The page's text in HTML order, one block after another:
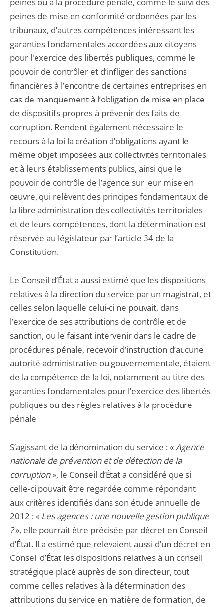
peines de mise en conformité ordonnées par les
tribunaux, d’autres compétences intéressant les
garanties fondamentales accordées aux citoyens
pour l'exercice des libertés publiques, comme le
pouvoir de contrôler et d’infliger des sanctions
financières à l’encontre de certaines entreprises en
cas de manquement à l’obligation de mise en place
de dispositifs propres à prévenir des faits de
corruption. Rendent également nécessaire le
recours à la loi la création d’obligations ayant le
même objet imposées aux collectivités territoriales
et à leurs établissements publics, ainsi que le
pouvoir de contrôle de l’agence sur leur mise en
œuvre, qui relèvent des principes fondamentaux de
la libre administration des collectivités territoriales
et de leurs compétences, dont la détermination est
réservée au législateur par l’article 34 de la
Constitution.
Le Conseil d’État a aussi estimé que les dispositions
relatives à la direction du service par un magistrat, et
celles selon laquelle celui-ci ne pouvait, dans
l’exercice de ses attributions de contrôle et de
sanction, ou le faisant intervenir dans le cadre de
procédures pénale, recevoir d’instruction d’aucune
autorité administrative ou gouvernementale, étaient
de la compétence de la loi, notamment au titre des
garanties fondamentales pour l’exercice des libertés
publiques ou des règles relatives à la procédure
pénale.
S’agissant de la dénomination du service : «Agence
nationale de prévention et de détection de la
corruption», le Conseil d’État a considéré que si
celle-ci pouvait être regardée comme répondant
aux critères identifiés dans son étude annuelle de
2012 : « Les agences : une nouvelle gestion publique
?», elle pourrait être précisée par décret en Conseil
d’État. Il a estimé que relevaient aussi d’un décret en
Conseil d’État les dispositions relatives à un conseil
stratégique placé auprès de son directeur, tout
comme celles relatives à la détermination des
attributions du service en matière de formation, de